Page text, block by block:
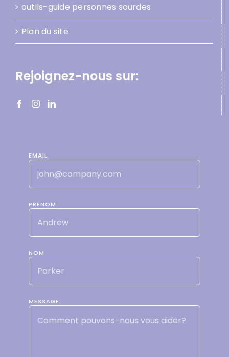
outils-guide personnes sourdes
Plan du site
Rejoignez-nous sur:
EMAIL
PRÉNOM
NOM
MESSAGE